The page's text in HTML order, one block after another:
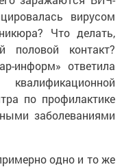
вирусом
Что делать,
половой контакт?
информ» ответила
по профилактике
заболеваниями
одно и то же